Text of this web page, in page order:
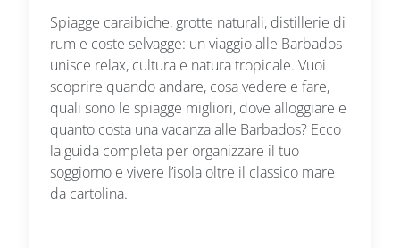
Spiagge caraibiche, grotte naturali, distillerie di
rum e coste selvagge: un viaggio alle Barbados
unisce relax, cultura e natura tropicale. Vuoi
scoprire quando andare, cosa vedere e fare,
quali sono le spiagge migliori, dove alloggiare e
quanto costa una vacanza alle Barbados? Ecco
la guida completa per organizzare il tuo
soggiorno e vivere l’isola oltre il classico mare
da cartolina.